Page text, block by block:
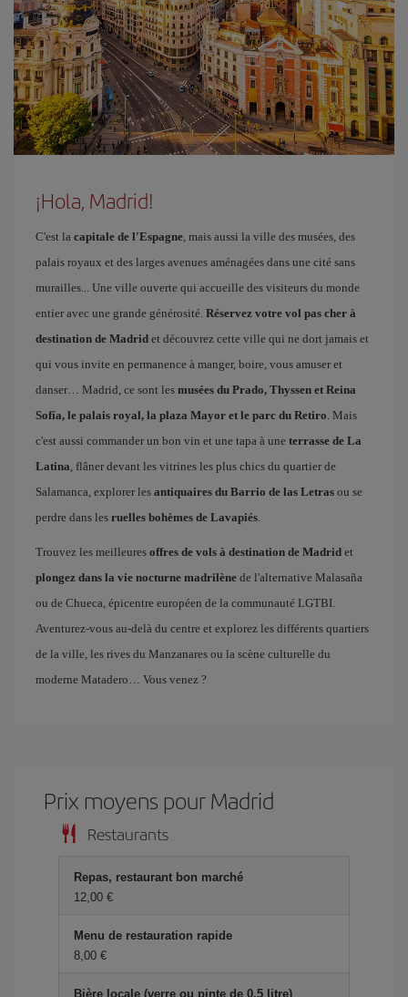
¡Hola, Madrid!
C'est la capitale de l'Espagne, mais aussi la ville des musées, des
palais royaux et des larges avenues aménagées dans une cité sans
murailles... Une ville ouverte qui accueille des visiteurs du monde
entier avec une grande générosité. Réservez votre vol pas cher à
destination de Madrid et découvrez cette ville qui ne dort jamais et
qui vous invite en permanence à manger, boire, vous amuser et
danser… Madrid, ce sont les musées du Prado, Thyssen et Reina
Sofía, le palais royal, la plaza Mayor et le parc du Retiro. Mais
c'est aussi commander un bon vin et une tapa à une terrasse de La
Latina, flâner devant les vitrines les plus chics du quartier de
Salamanca, explorer les antiquaires du Barrio de las Letras ou se
perdre dans les ruelles bohèmes de Lavapiés.
Trouvez les meilleures offres de vols à destination de Madrid et
plongez dans la vie nocturne madrilène de l'alternative Malasaña
ou de Chueca, épicentre européen de la communauté LGTBI.
Aventurez-vous au-delà du centre et explorez les différents quartiers
de la ville, les rives du Manzanares ou la scène culturelle du
moderne Matadero… Vous venez ?
Prix ​​moyens pour Madrid
Restaurants
Repas, restaurant bon marché
12,00 €
Menu de restauration rapide
8,00 €
Bière locale (verre ou pinte de 0,5 litre)